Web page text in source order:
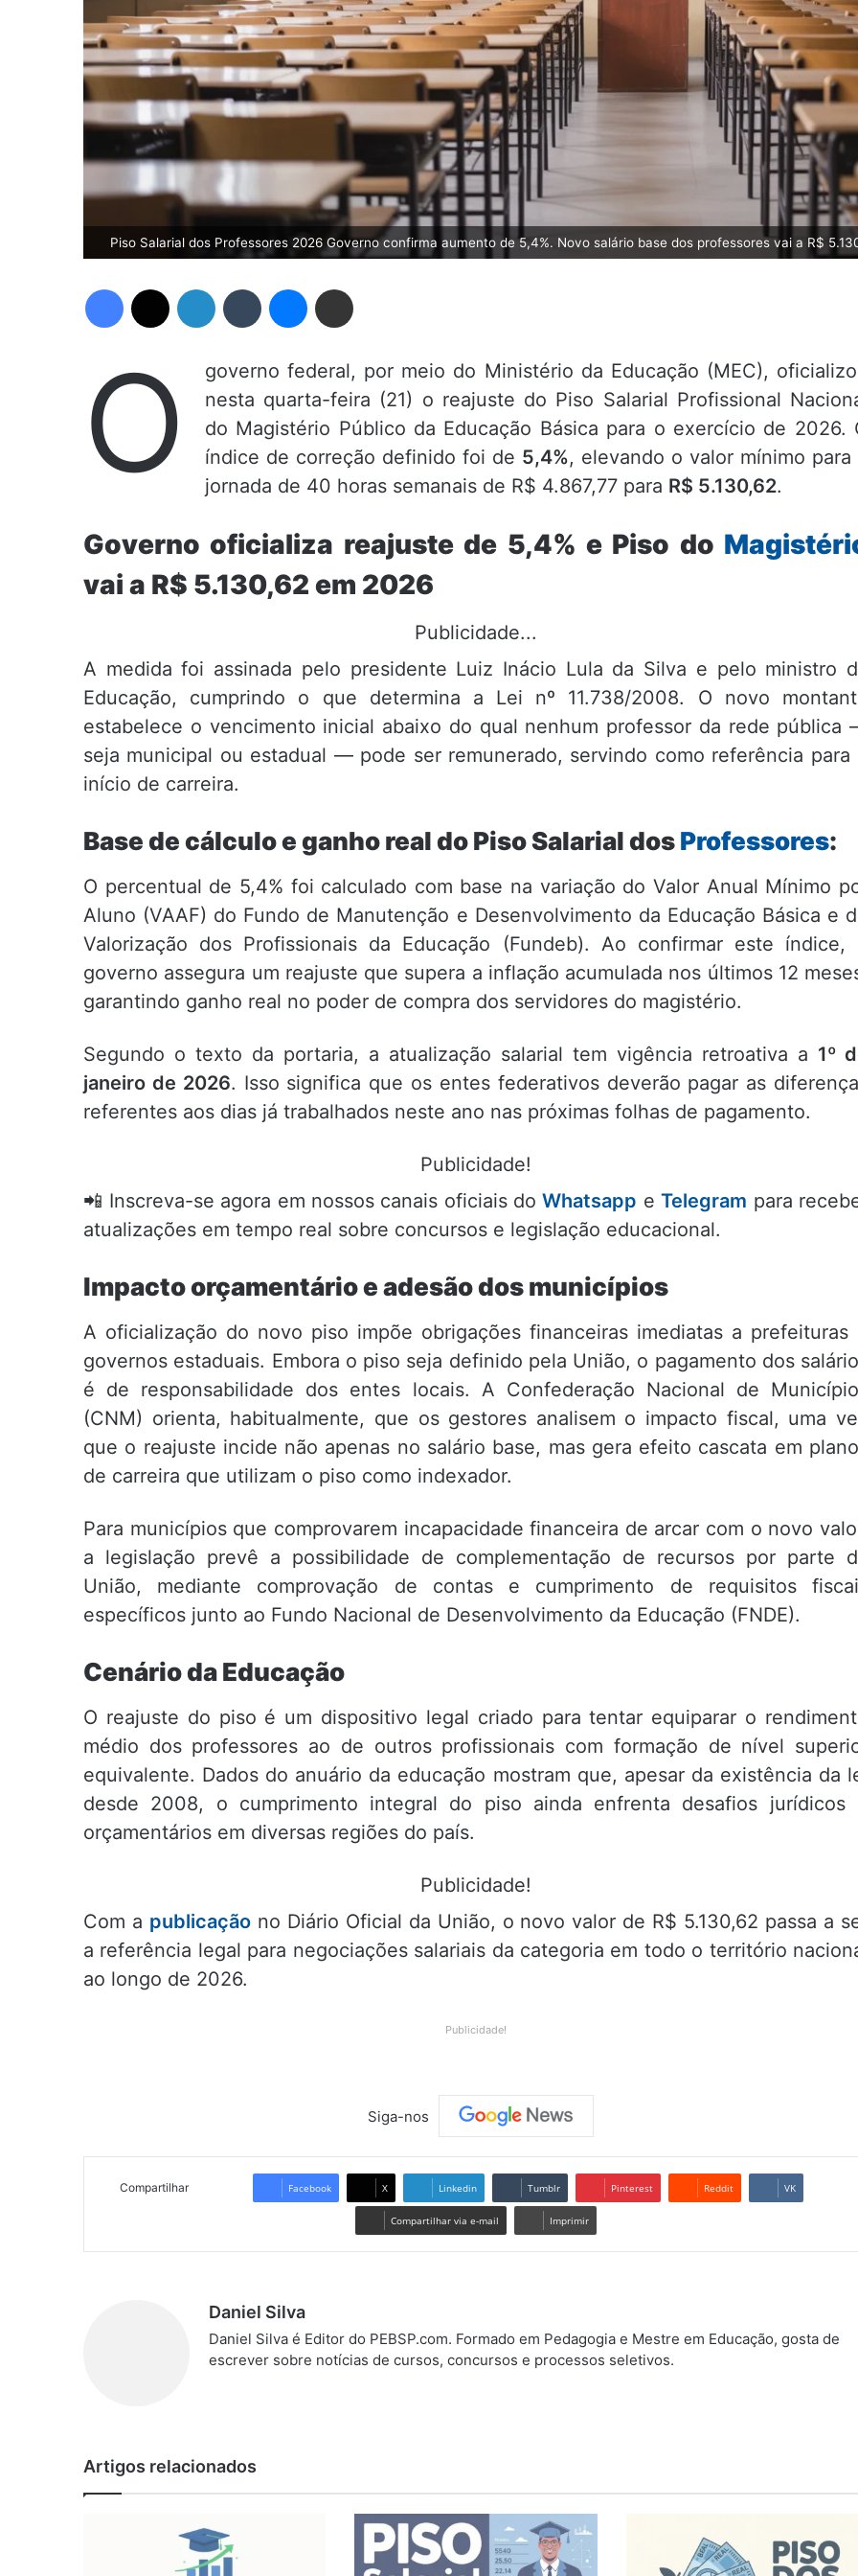
Piso Salarial dos Professores 2026 Governo confirma aumento de 5,4%. Novo salário base dos professores vai a R$
O
governo federal, por meio do Ministério da Educação (MEC),
nesta quarta-feira (21) o reajuste do Piso Salarial Profissional
do Magistério Público da Educação Básica para o exercício de 2026.
índice de correção definido foi de 5,4%, elevando o valor mínimo para
jornada de 40 horas semanais de R$ 4.867,77 para R$ 5.130,62.
Governo oficializa reajuste de 5,4% e Piso do
vai a R$ 5.130,62 em 2026
Publicidade...
A medida foi assinada pelo presidente Luiz Inácio Lula da Silva e pelo ministro
Educação, cumprindo o que determina a Lei nº 11.738/2008. O novo
estabelece o vencimento inicial abaixo do qual nenhum professor da rede pública
seja municipal ou estadual — pode ser remunerado, servindo como referência para
início de carreira.
Base de cálculo e ganho real do Piso Salarial dosProfessores:
O percentual de 5,4% foi calculado com base na variação do Valor Anual Mínimo
Aluno (VAAF) do Fundo de Manutenção e Desenvolvimento da Educação Básica e
Valorização dos Profissionais da Educação (Fundeb). Ao confirmar este índice,
governo assegura um reajuste que supera a inflação acumulada nos últimos 12
garantindo ganho real no poder de compra dos servidores do magistério.
Segundo o texto da portaria, a atualização salarial tem vigência retroativa a 1º
janeiro de 2026. Isso significa que os entes federativos deverão pagar as
referentes aos dias já trabalhados neste ano nas próximas folhas de pagamento.
Publicidade!
📲 Inscreva-se agora em nossos canais oficiais doWhatsapp eTelegram para
atualizações em tempo real sobre concursos e legislação educacional.
Impacto orçamentário e adesão dos municípios
A oficialização do novo piso impõe obrigações financeiras imediatas a prefeituras
governos estaduais. Embora o piso seja definido pela União, o pagamento dos
é de responsabilidade dos entes locais. A Confederação Nacional de
(CNM) orienta, habitualmente, que os gestores analisem o impacto fiscal, uma
que o reajuste incide não apenas no salário base, mas gera efeito cascata em
de carreira que utilizam o piso como indexador.
Para municípios que comprovarem incapacidade financeira de arcar com o novo
a legislação prevê a possibilidade de complementação de recursos por parte
União, mediante comprovação de contas e cumprimento de requisitos
específicos junto ao Fundo Nacional de Desenvolvimento da Educação (FNDE).
Cenário da Educação
O reajuste do piso é um dispositivo legal criado para tentar equiparar o
médio dos professores ao de outros profissionais com formação de nível
equivalente. Dados do anuário da educação mostram que, apesar da existência da
desde 2008, o cumprimento integral do piso ainda enfrenta desafios jurídicos
orçamentários em diversas regiões do país.
Publicidade!
Com a publicação no Diário Oficial da União, o novo valor de R$ 5.130,62 passa a
a referência legal para negociações salariais da categoria em todo o território
ao longo de 2026.
Publicidade!
Siga-nos
Compartilhar Facebook X Linkedin Tumblr Pinterest Reddit VK
Compartilhar via e-mail Imprimir
Daniel Silva
Daniel Silva é Editor do PEBSP.com. Formado em Pedagogia e Mestre em Educação, gosta de
escrever sobre notícias de cursos, concursos e processos seletivos.
Artigos relacionados